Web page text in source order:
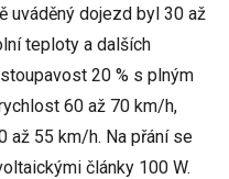
uváděný dojezd byl 30 až
teploty a dalších
20 % s plným
60 až 70 km/h,
až 55 km/h. Na přání se
články 100 W.